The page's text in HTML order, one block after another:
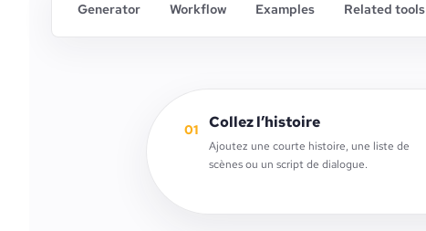
Generator Workflow Examples Related tools
01 Collez l’histoire
Ajoutez une courte histoire, une liste de
scènes ou un script de dialogue.